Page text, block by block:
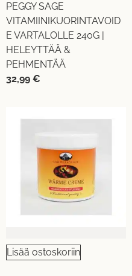
PEGGY SAGE
VITAMIINIKUORINTAVOID
E VARTALOLLE 240G |
HELEYTTÄÄ &
PEHMENTÄÄ
32,99 €
Lisää ostoskoriin